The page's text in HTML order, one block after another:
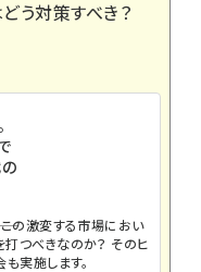
う対策すべき？
この激変する市場におい
打つべきなのか？ そのヒ
実施します。